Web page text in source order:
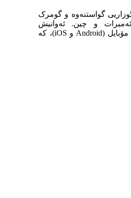
گواستنەوە و گومرک
و چین. ئەوانیش
سیستەمێکی نوێی بینینی گواستنەوە لە ڕێگەی ئەپلیکەیشنی مۆبایل (Android و iOS)، کە